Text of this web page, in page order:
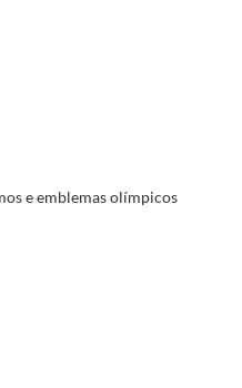
futebol e ginástica.
e emblemas olímpicos